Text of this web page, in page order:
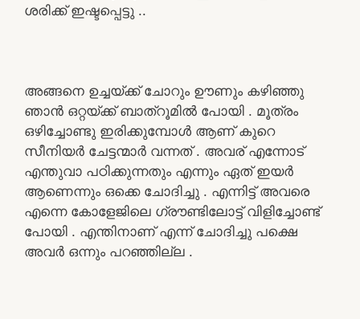
ശരിക്ക് ഇഷ്ടപ്പെട്ടു ..
അങ്ങനെ ഉച്ചയ്ക്ക് ചോറും ഊണും കഴിഞ്ഞു
ഞാൻ ഒറ്റയ്ക്ക് ബാത്‌റൂമിൽ പോയി . മൂത്രം
ഒഴിച്ചോണ്ടു ഇരിക്കുമ്പോൾ ആണ് കുറെ
സീനിയർ ചേട്ടന്മാർ വന്നത് . അവര് എന്നോട്
എന്തുവാ പഠിക്കുന്നതും എന്നും ഏത് ഇയർ
ആണെന്നും ഒക്കെ ചോദിച്ചു . എന്നിട്ട് അവരെ
എന്നെ കോളേജിലെ ഗ്രൗണ്ടിലോട്ട് വിളിച്ചോണ്ട്
പോയി . എന്തിനാണ് എന്ന് ചോദിച്ചു പക്ഷെ
അവർ ഒന്നും പറഞ്ഞില്ല .